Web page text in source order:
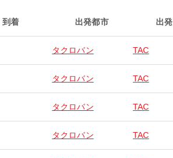
到着 出発都市 出
タクロバン TAC
タクロバン TAC
タクロバン TAC
タクロバン TAC